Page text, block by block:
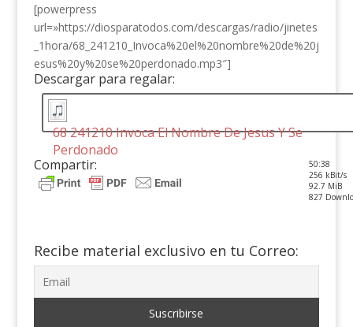
[powerpress
url=»https://diosparatodos.com/descargas/radio/jinetes
_1hora/68_241210_Invoca%20el%20nombre%20de%20j
esus%20y%20se%20perdonado.mp3″]
Descargar para regalar:
68 241210 Invoca El Nombre De Jesus Y Se
Perdonado
50:38
256 kBit/s
92.7 MiB
827
Compartir:
Recibe material exclusivo en tu Correo: